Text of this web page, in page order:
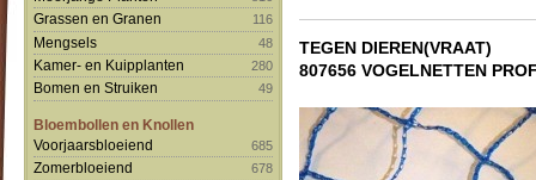
Grassen en Granen 116
Mengsels 48
Kamer- en Kuipplanten 280
Bomen en Struiken 49
Bloembollen en Knollen
Voorjaarsbloeiend
685
Zomerbloeiend 678
TEGEN DIEREN(VRAAT)
807656 VOGELNETTEN